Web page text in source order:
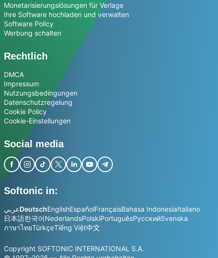
Monetarisierungslösungen für Verlage
Ihre Software hochladen und verwalten
Software Policy
Werbung schalten
Rechtlich
DMCA
Impressum
Nutzungsbedingungen
Datenschutzregelung
Cookie Policy
Cookie-Einstellungen
Social media
Softonic in:
عربيDeutschEnglishEspañolFrançaisBahasa IndonesiaItaliano
日本語한국어NederlandsPolskiPortuguêsРусскийSvenska
ภาษาไทยTürkçeTiếng Việt中文
Copyright SOFTONIC INTERNATIONAL S.A.